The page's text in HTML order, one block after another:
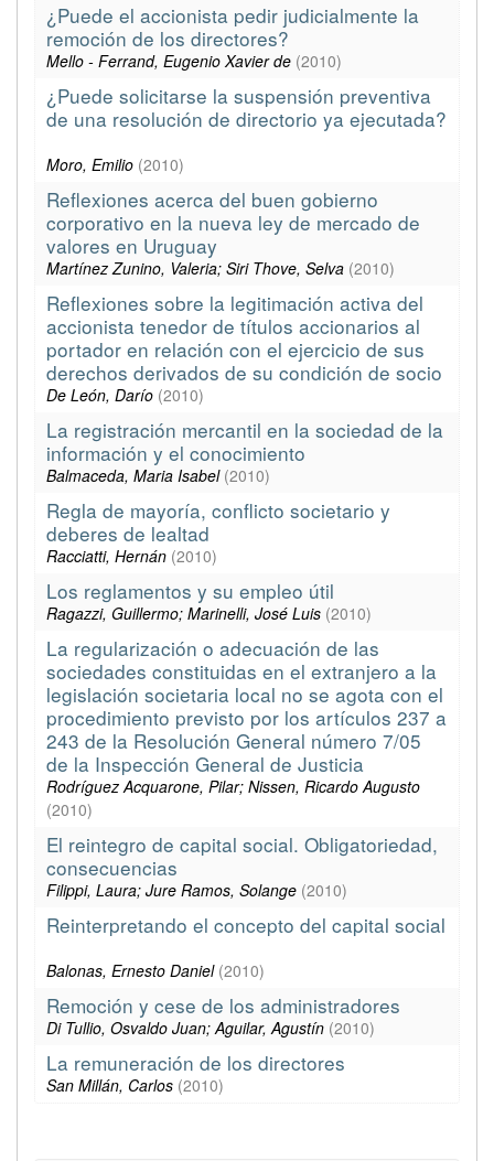
¿Puede el accionista pedir judicialmente la
remoción de los directores?
Mello - Ferrand, Eugenio Xavier de (2010)
¿Puede solicitarse la suspensión preventiva
de una resolución de directorio ya ejecutada?
Moro, Emilio (2010)
Reflexiones acerca del buen gobierno
corporativo en la nueva ley de mercado de
valores en Uruguay
Martínez Zunino, Valeria; Siri Thove, Selva (2010)
Reflexiones sobre la legitimación activa del
accionista tenedor de títulos accionarios al
portador en relación con el ejercicio de sus
derechos derivados de su condición de socio
De León, Darío (2010)
La registración mercantil en la sociedad de la
información y el conocimiento
Balmaceda, Maria Isabel (2010)
Regla de mayoría, conflicto societario y
deberes de lealtad
Racciatti, Hernán (2010)
Los reglamentos y su empleo útil
Ragazzi, Guillermo; Marinelli, José Luis (2010)
La regularización o adecuación de las
sociedades constituidas en el extranjero a la
legislación societaria local no se agota con el
procedimiento previsto por los artículos 237 a
243 de la Resolución General número 7/05
de la Inspección General de Justicia
Rodríguez Acquarone, Pilar; Nissen, Ricardo Augusto
(2010)
El reintegro de capital social. Obligatoriedad,
consecuencias
Filippi, Laura; Jure Ramos, Solange (2010)
Reinterpretando el concepto del capital social
Balonas, Ernesto Daniel (2010)
Remoción y cese de los administradores
Di Tullio, Osvaldo Juan; Aguilar, Agustín (2010)
La remuneración de los directores
San Millán, Carlos (2010)